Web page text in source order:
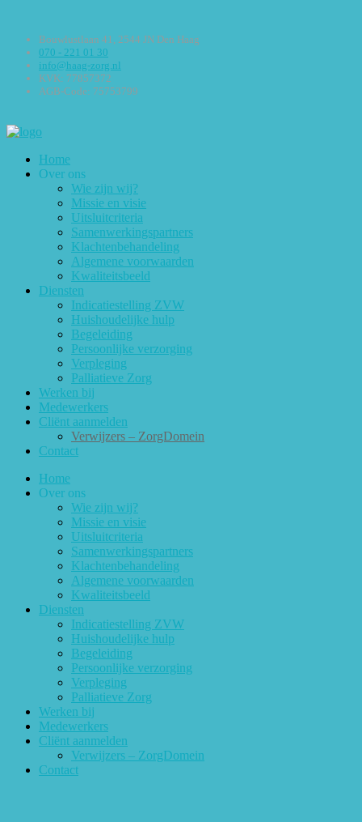
Bouwlustlaan 41, 2544 JN Den Haag
070 - 221 01 30
info@haag-zorg.nl
KVK: 77857372
AGB-Code: 75753799
Home
Over ons
Wie zijn wij?
Missie en visie
Uitsluitcriteria
Samenwerkingspartners
Klachtenbehandeling
Algemene voorwaarden
Kwaliteitsbeeld
Diensten
Indicatiestelling ZVW
Huishoudelijke hulp
Begeleiding
Persoonlijke verzorging
Verpleging
Palliatieve Zorg
Werken bij
Medewerkers
Cliënt aanmelden
Verwijzers – ZorgDomein
Contact
Home
Over ons
Wie zijn wij?
Missie en visie
Uitsluitcriteria
Samenwerkingspartners
Klachtenbehandeling
Algemene voorwaarden
Kwaliteitsbeeld
Diensten
Indicatiestelling ZVW
Huishoudelijke hulp
Begeleiding
Persoonlijke verzorging
Verpleging
Palliatieve Zorg
Werken bij
Medewerkers
Cliënt aanmelden
Verwijzers – ZorgDomein
Contact